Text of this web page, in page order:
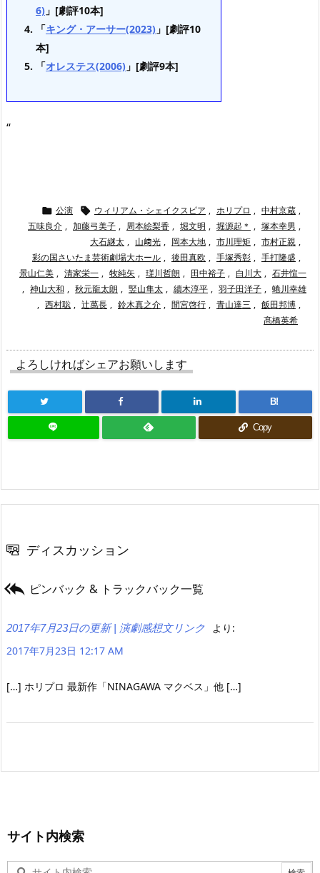
6) 」[劇評10本]
「キング・アーサー(2023) 」[劇評10
本]
「オレステス(2006) 」[劇評9本]
“
 公演  ウィリアム・シェイクスピア , ホリプロ , 中村京蔵 ,
五味良介 , 加藤弓美子 , 周本絵梨香 , 堀文明 , 堀源起＊ , 塚本幸男 ,
大石継太 , 山﨑光 , 岡本大地 , 市川理矩 , 市村正親 ,
彩の国さいたま芸術劇場大ホール , 後田真欧 , 手塚秀彰 , 手打隆盛 ,
景山仁美 , 清家栄一 , 牧純矢 , 瑳川哲朗 , 田中裕子 , 白川大 , 石井愃一
, 神山大和 , 秋元龍太朗 , 竪山隼太 , 續木淳平 , 羽子田洋子 , 蜷川幸雄
, 西村聡 , 辻萬長 , 鈴木真之介 , 間宮啓行 , 青山達三 , 飯田邦博 ,
髙橋英希
よろしければシェアお願いします
B!
Copy
ディスカッション
 ピンバック & トラックバック一覧
2017年7月23日の更新 | 演劇感想文リンク
より:
2017年7月23日 12:17 AM
[…] ホリプロ 最新作「NINAGAWA マクベス」他 […]
サイト内検索